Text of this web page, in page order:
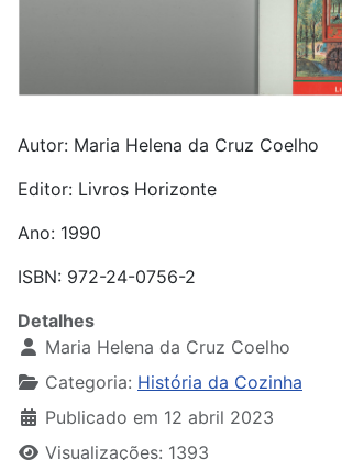
Autor: Maria Helena da Cruz Coelho
Editor: Livros Horizonte
Ano: 1990
ISBN: 972-24-0756-2
Detalhes
Maria Helena da Cruz Coelho
Categoria: História da Cozinha
Publicado em 12 abril 2023
Visualizações: 1393